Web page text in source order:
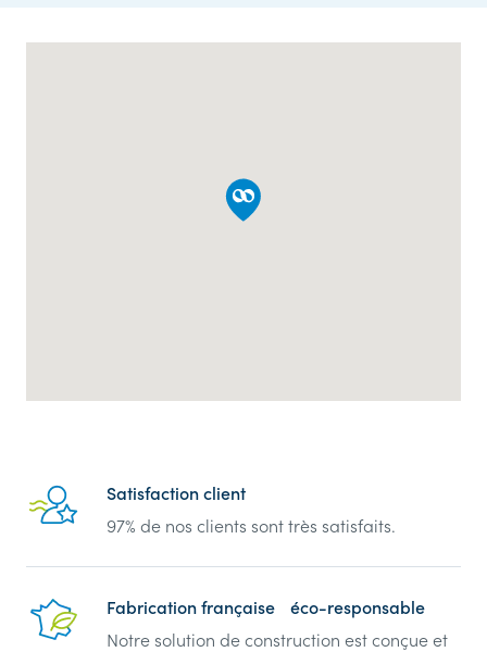
Reassurance
Satisfaction client
97% de nos clients sont très satisfaits.
Fabrication française éco-responsable
Notre solution de construction est conçue et